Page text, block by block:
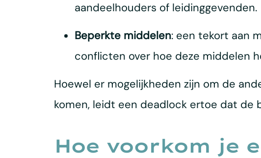
aandeelhouders of leidinggevenden.
Beperkte middelen: een tekort aan
conflicten over hoe deze middelen
Hoewel er mogelijkheden zijn om de
komen, leidt een deadlock ertoe dat de
Hoe voorkom je